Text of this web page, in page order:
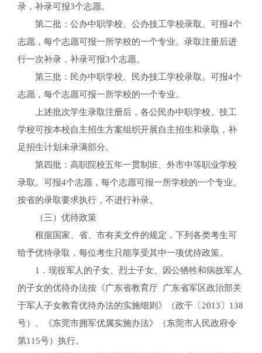
录，补录可报3个志愿。
第二批：公办中职学校、公办技工学校录取。可报4个
志愿，每个志愿可报一所学校的一个专业。录取注册后进
行一次补录，补录可报3个志愿。
第三批：民办中职学校、民办技工学校录取。可报4个
志愿，每个志愿可报一所学校的一个专业。
上述批次学生录取注册后，各公民办中职学校、技工
学校可按本校自主招生方案组织开展自主招生和录取，补
足招生计划未录满部分。
第四批：高职院校五年一贯制班、外市中等职业学校
录取。可报4个志愿，每个志愿可报一所学校的一个专业。
按省的录取要求执行，不进行补录。
（三）优待政策
根据国家、省、市有关文件的规定，下列各类考生可
给予优待录取，每位考生只能享受其中一项优待政策。
1．现役军人的子女、烈士子女、因公牺牲和病故军人
的子女的优待办法按《广东省教育厅 广东省军区政治部关
于军人子女教育优待办法的实施细则》（政干〔2013〕138
号）、《东莞市拥军优属实施办法》（东莞市人民政府令
第115号）执行。